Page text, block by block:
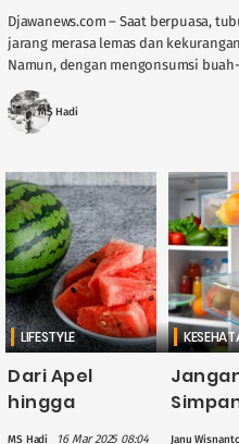
Djawanews.com – Saat berpuasa,
jarang merasa lemas dan
Namun, dengan mengonsumsi
menjaga stamina dan tetap ....
MS Hadi
LIFESTYLE
Dari Apel
hingga
MS Hadi 16 Mar 2025 08:04 Janu